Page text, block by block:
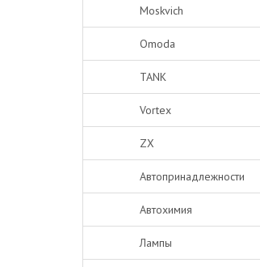
Moskvich
Omoda
TANK
Vortex
ZX
Автопринадлежности
Автохимия
Лампы